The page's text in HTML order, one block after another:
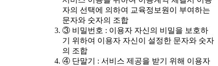
자의 선택에 의하여 교육정보원이 부여하는
문자와 숫자의 조합
③ 비밀번호 : 이용자 자신의 비밀을 보호하
기 위하여 이용자 자신이 설정한 문자와 숫자
의 조합
④ 단말기 : 서비스 제공을 받기 위해 이용자